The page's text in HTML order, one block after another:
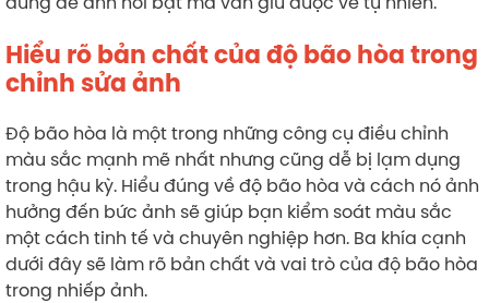
Hiểu rõ bản chất của độ bão hòa trong
chỉnh sửa ảnh
Độ bão hòa là một trong những công cụ điều chỉnh
màu sắc mạnh mẽ nhất nhưng cũng dễ bị lạm dụng
trong hậu kỳ. Hiểu đúng về độ bão hòa và cách nó ảnh
hưởng đến bức ảnh sẽ giúp bạn kiểm soát màu sắc
một cách tinh tế và chuyên nghiệp hơn. Ba khía cạnh
dưới đây sẽ làm rõ bản chất và vai trò của độ bão hòa
trong nhiếp ảnh.